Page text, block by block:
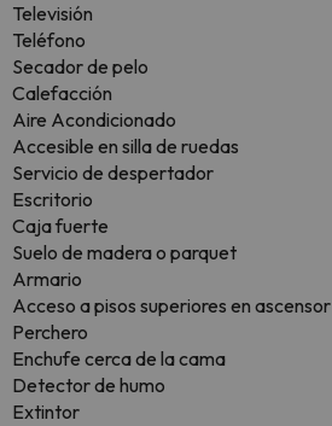
Televisión
Teléfono
Secador de pelo
Calefacción
Aire Acondicionado
Accesible en silla de ruedas
Servicio de despertador
Escritorio
Caja fuerte
Suelo de madera o parquet
Armario
Acceso a pisos superiores en ascensor
Perchero
Enchufe cerca de la cama
Detector de humo
Extintor